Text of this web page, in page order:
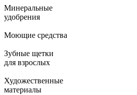
Минеральные
удобрения
Моющие средства
Зубные щетки
для взрослых
Художественные
материалы